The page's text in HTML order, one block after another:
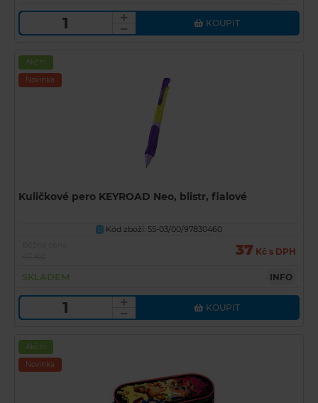
KOUPIT
Akční
Novinka
Kuličkové pero KEYROAD Neo, blistr, fialové
U
Kód zboží: 55-03/00/97830460
37 Kč s DPH
SKLADEM INFO
KOUPIT
Akční
Novinka